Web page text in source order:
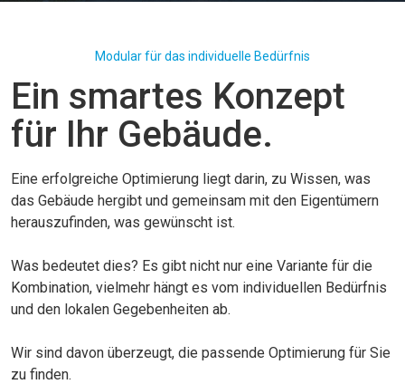
Modular für das individuelle Bedürfnis
Ein smartes Konzept
für Ihr Gebäude.
Eine erfolgreiche Optimierung liegt darin, zu Wissen, was
das Gebäude hergibt und gemeinsam mit den Eigentümern
herauszufinden, was gewünscht ist.
Was bedeutet dies? Es gibt nicht nur eine Variante für die
Kombination, vielmehr hängt es vom individuellen Bedürfnis
und den lokalen Gegebenheiten ab.
Wir sind davon überzeugt, die passende Optimierung für Sie
zu finden.